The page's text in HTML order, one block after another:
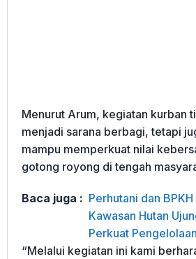
Menurut Arum, kegiatan kurban
menjadi sarana berbagi, tetapi
mampu memperkuat nilai
gotong royong di tengah
Baca juga : Perhutani dan
Kawasan Hutan
Perkuat
“Melalui kegiatan ini kami